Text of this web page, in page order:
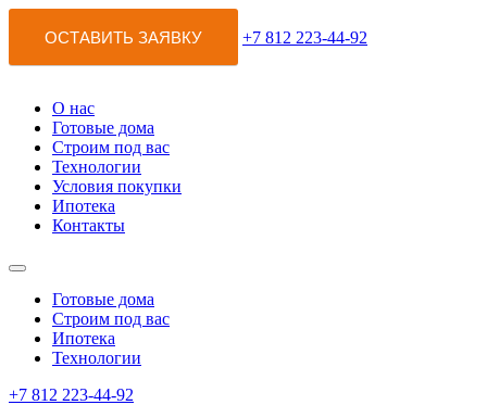
ОСТАВИТЬ ЗАЯВКУ +7 812 223-44-92
О нас
Готовые дома
Строим под вас
Технологии
Условия покупки
Ипотека
Контакты
Готовые дома
Строим под вас
Ипотека
Технологии
+7 812 223-44-92